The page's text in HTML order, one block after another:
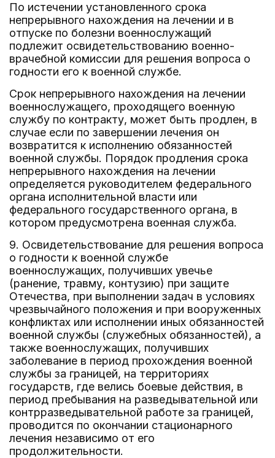
По истечении установленного срока
непрерывного нахождения на лечении и в
отпуске по болезни военнослужащий
подлежит освидетельствованию военно-
врачебной комиссии для решения вопроса о
годности его к военной службе.
Срок непрерывного нахождения на лечении
военнослужащего, проходящего военную
службу по контракту, может быть продлен, в
случае если по завершении лечения он
возвратится к исполнению обязанностей
военной службы. Порядок продления срока
непрерывного нахождения на лечении
определяется руководителем федерального
органа исполнительной власти или
федерального государственного органа, в
котором предусмотрена военная служба.
9. Освидетельствование для решения вопроса
о годности к военной службе
военнослужащих, получивших увечье
(ранение, травму, контузию) при защите
Отечества, при выполнении задач в условиях
чрезвычайного положения и при вооруженных
конфликтах или исполнении иных обязанностей
военной службы (служебных обязанностей), а
также военнослужащих, получивших
заболевание в период прохождения военной
службы за границей, на территориях
государств, где велись боевые действия, в
период пребывания на разведывательной или
контрразведывательной работе за границей,
проводится по окончании стационарного
лечения независимо от его
продолжительности.